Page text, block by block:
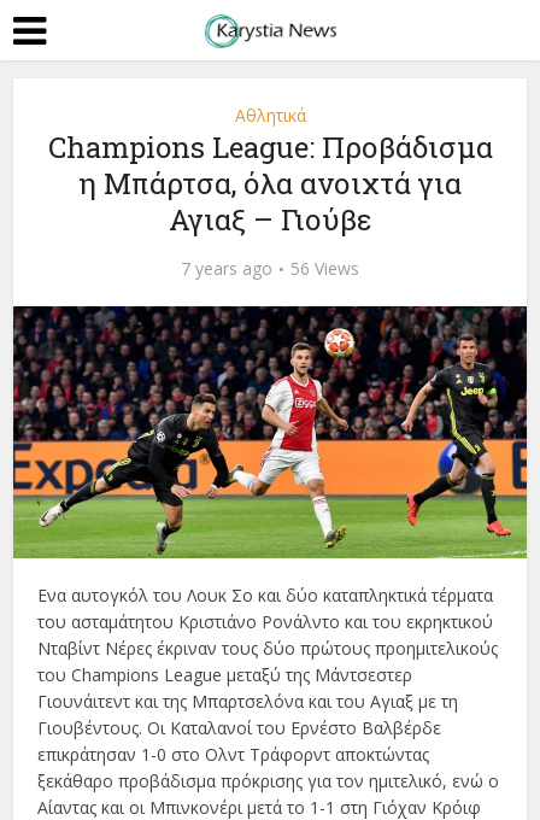
Αθλητικά
Champions League: Προβάδισμα
η Μπάρτσα, όλα ανοιχτά για
Αγιαξ – Γιούβε
7 years ago 56 Views
Ενα αυτογκόλ του Λουκ Σο και δύο καταπληκτικά τέρματα
του ασταμάτητου Κριστιάνο Ρονάλντο και του εκρηκτικού
Νταβίντ Νέρες έκριναν τους δύο πρώτους προημιτελικούς
του Champions League μεταξύ της Μάντσεστερ
Γιουνάιτεντ και της Μπαρτσελόνα και του Αγιαξ με τη
Γιουβέντους. Οι Καταλανοί του Ερνέστο Βαλβέρδε
επικράτησαν 1-0 στο Ολντ Τράφορντ αποκτώντας
ξεκάθαρο προβάδισμα πρόκρισης για τον ημιτελικό, ενώ ο
Αίαντας και οι Μπινκονέρι μετά το 1-1 στη Γιόχαν Κρόιφ